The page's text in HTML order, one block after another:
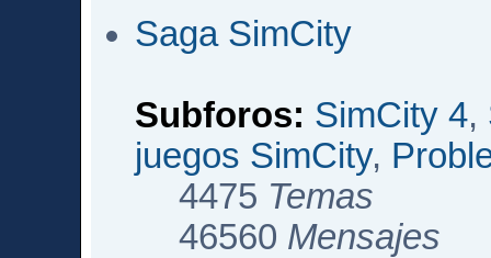
Saga SimCity
Subforos: SimCity 4,
juegos SimCity,
4475 Temas
46560 Mensajes